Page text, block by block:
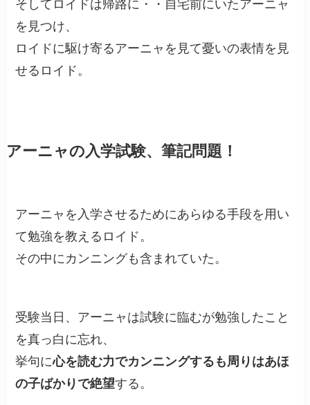
そしてロイドは帰路に・・自宅前にいたアーニャ
を見つけ、
ロイドに駆け寄るアーニャを見て憂いの表情を見
せるロイド。
アーニャの入学試験、筆記問題！
アーニャを入学させるためにあらゆる手段を用い
て勉強を教えるロイド。
その中にカンニングも含まれていた。
受験当日、アーニャは試験に臨むが勉強したこと
を真っ白に忘れ、
挙句に心を読む力でカンニングするも周りはあほ
の子ばかりで絶望する。